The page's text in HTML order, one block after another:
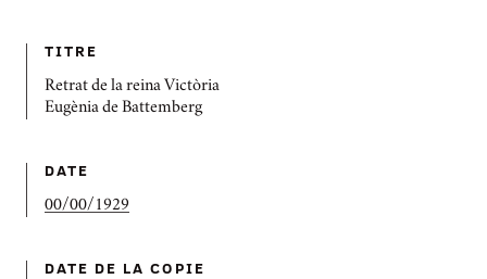
TITRE
Retrat de la reina Victòria
Eugènia de Battemberg
DATE
00/00/1929
DATE DE LA COPIE